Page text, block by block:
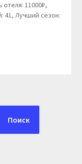
отеля: 11000₽,
41, Лучший сезон:
Поиск